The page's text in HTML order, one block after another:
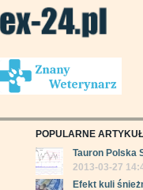
POPULARNE
Tauron Polska
2013-03-27
Efekt kuli